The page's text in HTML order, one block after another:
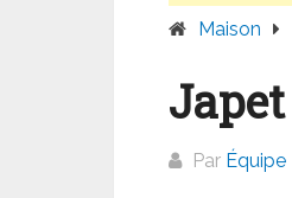
Maison
Japet
Par Équipe